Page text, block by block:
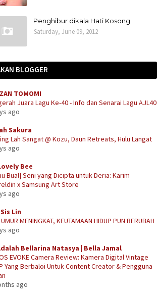
Penghibur dikala Hati Kosong
Saturday, June 09, 2012
BLOGGER
TOMOMI
Juara Lagu Ke-40 - Info dan Senarai Lagu AJL40
ago
Sakura
Lah Sangat @ Kozu, Daun Retreats, Hulu Langat
ago
Bee
Bual] Seni yang Dicipta untuk Deria: Karim
x Samsung Art Store
ago
Lin
MENINGKAT, KEUTAMAAN HIDUP PUN BERUBAH
ago
Bellarina Natasya | Bella Jamal
EVOKE Camera Review: Kamera Digital Vintage
Yang Berbaloi Untuk Content Creator & Pengguna
ago